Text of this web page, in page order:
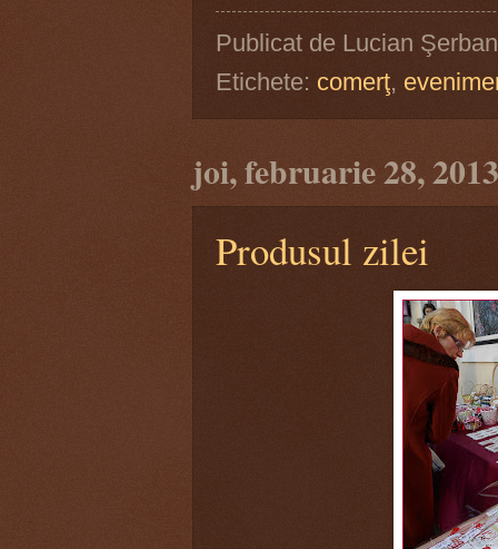
Publicat de Lucian Şerban
Etichete: comerţ,
joi, februarie 28, 2013
Produsul zilei